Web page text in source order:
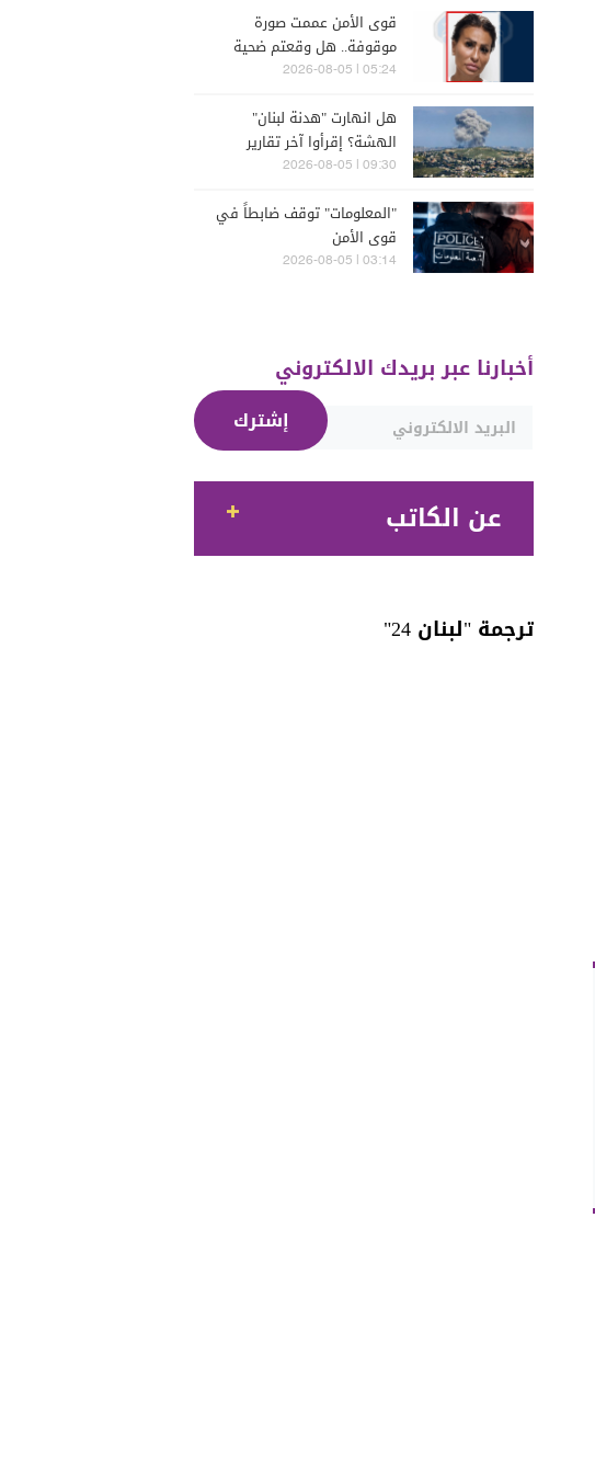
قوى الأمن عممت صورة
موقوفة.. هل وقعتم ضحية
أعمالها؟
05:24 | 2026-08-05
هل انهارت "هدنة لبنان"
الهشة؟ إقرأوا آخر تقارير
إسرائيلية
09:30 | 2026-08-05
"المعلومات" توقف ضابطاً في
قوى الأمن
03:14 | 2026-08-05
أخبارنا عبر بريدك الالكتروني
إشترك
عن الكاتب
ترجمة "لبنان 24"